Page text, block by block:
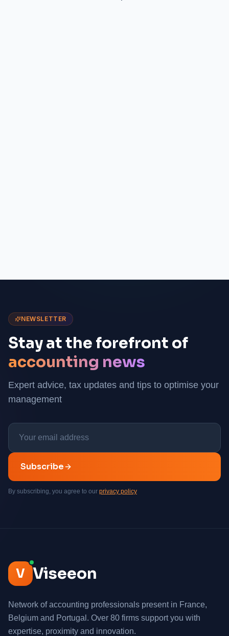
NEWSLETTER
Stay at the forefront of
accounting news
Expert advice, tax updates and tips to optimise your
management
Subscribe
By subscribing, you agree to our privacy policy
V Viseeon
Network of accounting professionals present in France,
Belgium and Portugal. Over 80 firms support you with
expertise, proximity and innovation.